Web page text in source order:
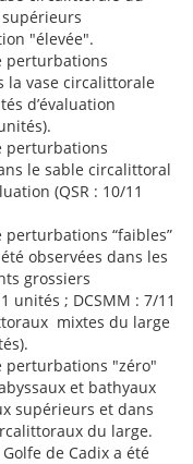
"élevée".
perturbations
la vase circalittorale
d’évaluation
perturbations
le sable circalittoral
(QSR : 10/11
“faibles”
observées dans les
grossiers
unités ; DCSMM : 7/11
mixtes du large
perturbations "zéro"
et bathyaux
supérieurs et dans
du large.
de Cadix a été